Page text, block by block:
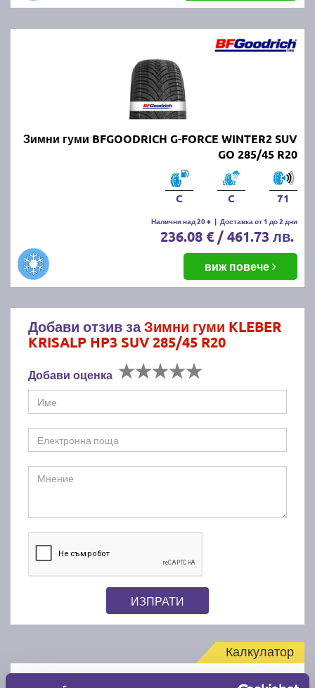
Зимни гуми BFGOODRICH G-FORCE WINTER2 SUV
GO 285/45 R20
C C 71
Налични над 20 + | Доставка от 1 до 2 дни
236.08 € / 461.73 лв.
виж повече
Добави отзив заЗимни гуми KLEBER
KRISALP HP3 SUV 285/45 R20
Добави оценка
ИЗПРАТИ
Калкулатор